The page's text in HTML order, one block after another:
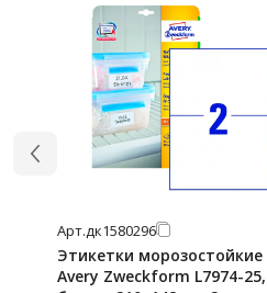
Арт.дк1580296
Этикетки морозостойкие
Avery Zweckform L7974-25,